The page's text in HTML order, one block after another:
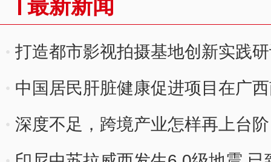
最新新闻
打造都市影视拍摄基地创新实践
中国居民肝脏健康促进项目在广
深度不足，跨境产业怎样再上台阶